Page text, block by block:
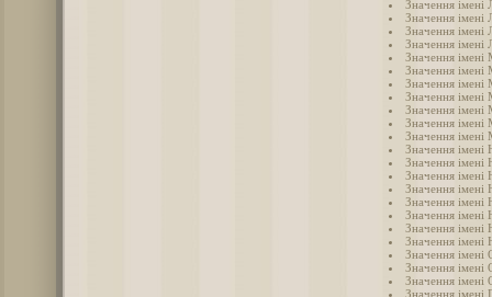
Значення імені
Значення імені
Значення імені
Значення імені
Значення імені
Значення імені
Значення імені
Значення імені
Значення імені
Значення імені
Значення імені
Значення імені
Значення імені
Значення імені
Значення імені
Значення імені
Значення імені
Значення імені
Значення імені
Значення імені
Значення імені
Значення імені
Значення імені